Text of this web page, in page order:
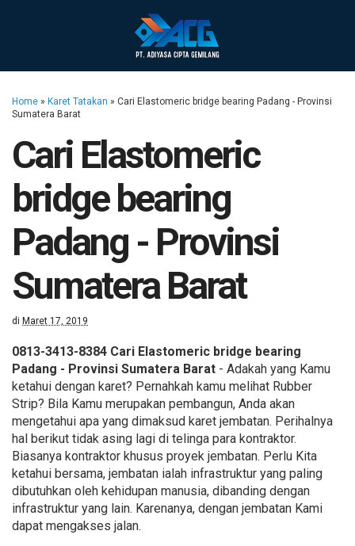
Home » Karet Tatakan » Cari Elastomeric bridge bearing Padang - Provinsi
Sumatera Barat
Cari Elastomeric
bridge bearing
Padang - Provinsi
Sumatera Barat
di Maret 17, 2019
0813-3413-8384 Cari Elastomeric bridge bearing
Padang - Provinsi Sumatera Barat - Adakah yang Kamu
ketahui dengan karet? Pernahkah kamu melihat Rubber
Strip? Bila Kamu merupakan pembangun, Anda akan
mengetahui apa yang dimaksud karet jembatan. Perihalnya
hal berikut tidak asing lagi di telinga para kontraktor.
Biasanya kontraktor khusus proyek jembatan. Perlu Kita
ketahui bersama, jembatan ialah infrastruktur yang paling
dibutuhkan oleh kehidupan manusia, dibanding dengan
infrastruktur yang lain. Karenanya, dengan jembatan Kami
dapat mengakses jalan.